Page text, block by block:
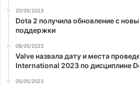
20/05/2023
Dota 2 получила обновление с
поддержки
08/05/2023
Valve назвала дату и места
International 2023 по дисциплине
05/05/2023